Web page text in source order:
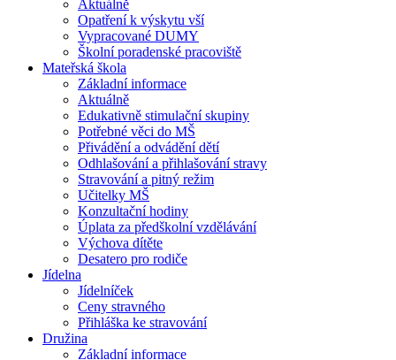
Aktuálně
Opatření k výskytu vší
Vypracované DUMY
Školní poradenské pracoviště
Mateřská škola
Základní informace
Aktuálně
Edukativně stimulační skupiny
Potřebné věci do MŠ
Přivádění a odvádění dětí
Odhlašování a přihlašování stravy
Stravování a pitný režim
Učitelky MŠ
Konzultační hodiny
Úplata za předškolní vzdělávání
Výchova dítěte
Desatero pro rodiče
Jídelna
Jídelníček
Ceny stravného
Přihláška ke stravování
Družina
Základní informace